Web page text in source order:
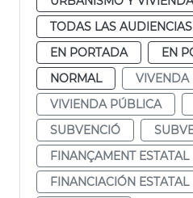
TODAS LAS AUDIENCIAS
EN PORTADA
EN
NORMAL
VIVENDA
VIVIENDA PÚBLICA
SUBVENCIÓ
FINANÇAMENT ESTATAL
FINANCIACIÓN ESTATAL